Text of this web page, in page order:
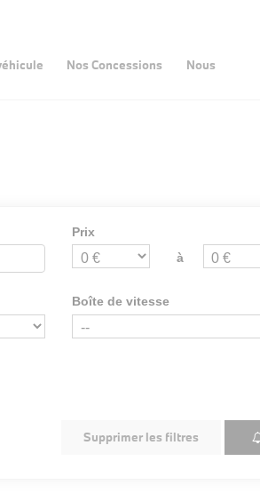
Nos Concessions
Nous
Prix
à
Boîte de vitesse
Supprimer les filtres